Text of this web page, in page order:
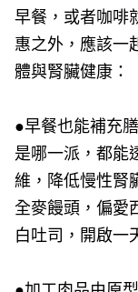
早餐，或者咖啡
惠之外，應該一
體與腎臟健康：
●早餐也能補充
是哪一派，都能
維，降低慢性腎
全麥饅頭，偏愛
白吐司，開啟一